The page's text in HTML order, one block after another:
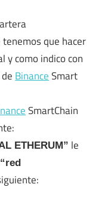
que hacer
y como indico con
BinanceSmart
SmartChain
ETHERUM” le
“red